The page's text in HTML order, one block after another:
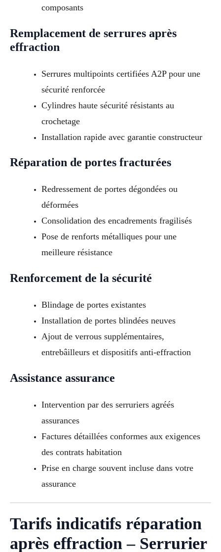
composants
Remplacement de serrures après
effraction
Serrures multipoints certifiées A2P pour une
sécurité renforcée
Cylindres haute sécurité résistants au
crochetage
Installation rapide avec garantie constructeur
Réparation de portes fracturées
Redressement de portes dégondées ou
déformées
Consolidation des encadrements fragilisés
Pose de renforts métalliques pour une
meilleure résistance
Renforcement de la sécurité
Blindage de portes existantes
Installation de portes blindées neuves
Ajout de verrous supplémentaires,
entrebâilleurs et dispositifs anti-effraction
Assistance assurance
Intervention par des serruriers agréés
assurances
Factures détaillées conformes aux exigences
des contrats habitation
Prise en charge souvent incluse dans votre
assurance
Tarifs indicatifs réparation
après effraction – Serrurier